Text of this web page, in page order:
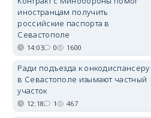
иностранцам получить
российские паспорта в
Севастополе
14:03 0 1600
Ради подъезда к онкодиспансеру
в Севастополе изымают частный
участок
12:18 1 467